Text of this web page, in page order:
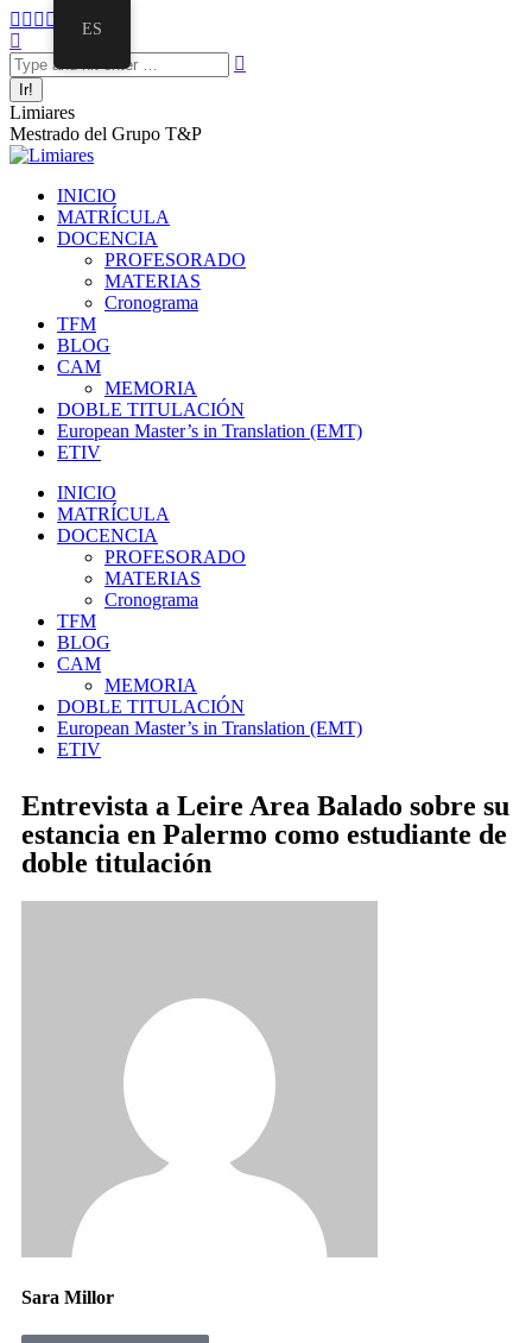
Limiares
Mestrado del Grupo T&P
INICIO
MATRÍCULA
DOCENCIA
PROFESORADO
MATERIAS
Cronograma
TFM
BLOG
CAM
MEMORIA
DOBLE TITULACIÓN
European Master’s in Translation (EMT)
ETIV
INICIO
MATRÍCULA
DOCENCIA
PROFESORADO
MATERIAS
Cronograma
TFM
BLOG
CAM
MEMORIA
DOBLE TITULACIÓN
European Master’s in Translation (EMT)
ETIV
Entrevista a Leire Area Balado sobre su
estancia en Palermo como estudiante de
doble titulación
Sara Millor
ES